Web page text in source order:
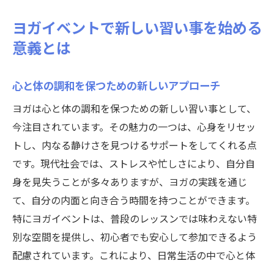
日常生活に活かせるヨガの知識
新しい習い事としてのヨガの未来
初めてのヨガイベント参加の心得
基礎を学ぶためのステップバイステップガ
イド
初心者向けヨガポーズの紹介
ヨガイベントでのコミュニケーションの楽
しみ方
ヨガマット選びのポイント
ヨガイベントでの服装と持ち物
ヨガイベントが提供する新しい習い事の魅力
ヨガイベントで新しい習い事を始める
意義とは
心と体の調和を保つための新しいアプローチ
ヨガは心と体の調和を保つための新しい習い事として、
今注目されています。その魅力の一つは、心身をリセッ
トし、内なる静けさを見つけるサポートをしてくれる点
です。現代社会では、ストレスや忙しさにより、自分自
身を見失うことが多々ありますが、ヨガの実践を通じ
て、自分の内面と向き合う時間を持つことができます。
特にヨガイベントは、普段のレッスンでは味わえない特
別な空間を提供し、初心者でも安心して参加できるよう
配慮されています。これにより、日常生活の中で心と体